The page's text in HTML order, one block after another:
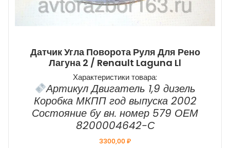
Датчик Угла Поворота Руля Для Рено
Лагуна 2 / Renault Laguna Ll
Характеристики товара:
Артикул Двигатель 1,9 дизель
Коробка МКПП год выпуска 2002
Состояние бу вн. номер 579 ОЕМ
8200004642-С
3300,00₽